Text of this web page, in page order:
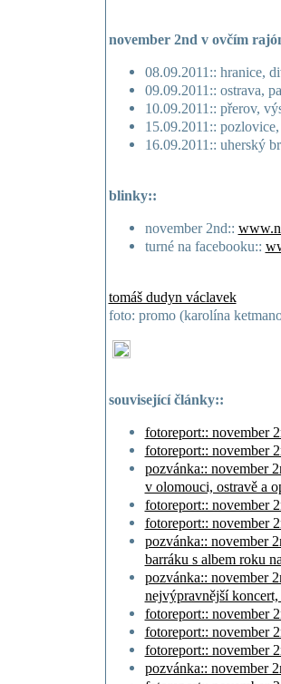
november 2nd v ovčím
08.09.2011:: hranice,
09.09.2011:: ostrava,
10.09.2011:: přerov,
15.09.2011::
16.09.2011:: uherský
blinky::
november 2nd::
turné na facebooku::
tomáš dudyn václavek
foto: promo (karolína
související články::
fotoreport:: november
fotoreport:: november
pozvánka:: november
v olomouci, ostravě a
fotoreport:: november
fotoreport:: november
pozvánka:: november
barráku s albem roku
pozvánka:: november
nejvýpravnější
fotoreport:: november
fotoreport:: november
fotoreport:: november
pozvánka:: november